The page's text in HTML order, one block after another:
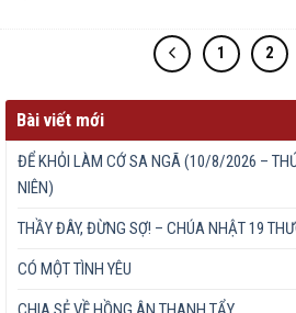
1 2
Bài viết mới
ĐỂ KHỎI LÀM CỚ SA NGÃ (10/8/2026 –
NIÊN)
THẦY ĐÂY, ĐỪNG SỢ! – CHÚA NHẬT 19
CÓ MỘT TÌNH YÊU